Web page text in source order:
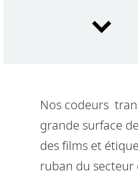
Ax350i
THE REINVENTION OF
Nos codeurs
grande surface
des films et
ruban du